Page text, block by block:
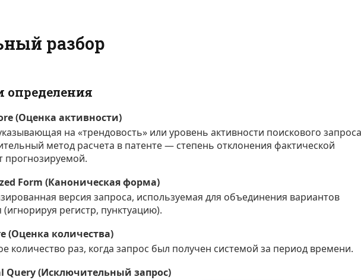
разбор
(Оценка активности)
на «трендовость» или уровень активности поискового
метод расчета в патенте — степень отклонения фактической
прогнозируемой.
Form (Каноническая форма)
версия запроса, используемая для объединения вариантов
(игнорируя регистр, пунктуацию).
(Оценка количества)
количество раз, когда запрос был получен системой за период времени.
Query (Исключительный запрос)